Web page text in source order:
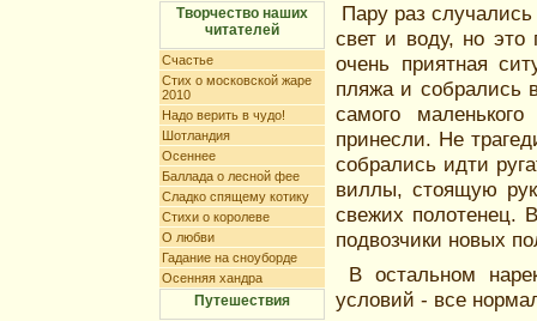
Творчество наших
читателей
Счастье
Стих о московской жаре
2010
Надо верить в чудо!
Шотландия
Осеннее
Баллада о лесной фее
Сладко спящему котику
Стихи о королеве
О любви
Гадание на сноуборде
Осенняя хандра
Путешествия
Пару раз
свет и воду, но
очень приятная
пляжа и собрались
самого
принесли. Не
собрались идти
виллы, стоящую
свежих полотенец.
подвозчики новых
В остальном
условий - все